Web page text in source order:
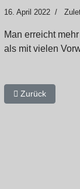
16. April 2022
Man erreicht
als mit vielen
Vorheriger
Zurück